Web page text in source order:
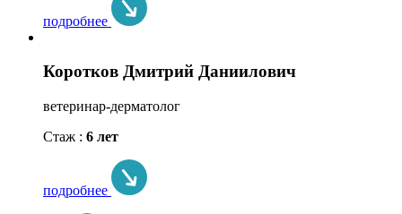
подробнее
Коротков Дмитрий Даниилович
ветеринар-дерматолог
Стаж : 6 лет
подробнее